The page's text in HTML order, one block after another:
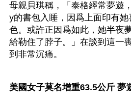
母親貝琪稱，「泰格經常夢遊
y的書包入睡，因爲上面印有她
色。或許正因爲如此，她半夜
給勒住了脖子。」在談到這一
到非常沉痛。
美國女子莫名增重63.5公斤 夢